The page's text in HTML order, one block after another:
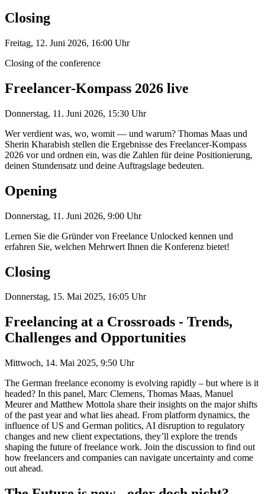
Closing
Freitag, 12. Juni 2026, 16:00 Uhr
Closing of the conference
Freelancer-Kompass 2026 live
Donnerstag, 11. Juni 2026, 15:30 Uhr
Wer verdient was, wo, womit — und warum? Thomas Maas und
Sherin Kharabish stellen die Ergebnisse des Freelancer-Kompass
2026 vor und ordnen ein, was die Zahlen für deine Positionierung,
deinen Stundensatz und deine Auftragslage bedeuten.​
Opening
Donnerstag, 11. Juni 2026, 9:00 Uhr
Lernen Sie die Gründer von Freelance Unlocked kennen und
erfahren Sie, welchen Mehrwert Ihnen die Konferenz bietet!
Closing
Donnerstag, 15. Mai 2025, 16:05 Uhr
Freelancing at a Crossroads - Trends,
Challenges and Opportunities
Mittwoch, 14. Mai 2025, 9:50 Uhr
The German freelance economy is evolving rapidly – but where is it
headed? In this panel, Marc Clemens, Thomas Maas, Manuel
Meurer and Matthew Mottola share their insights on the major shifts
of the past year and what lies ahead. From platform dynamics, the
influence of US and German politics, AI disruption to regulatory
changes and new client expectations, they’ll explore the trends
shaping the future of freelance work. Join the discussion to find out
how freelancers and companies can navigate uncertainty and come
out ahead.